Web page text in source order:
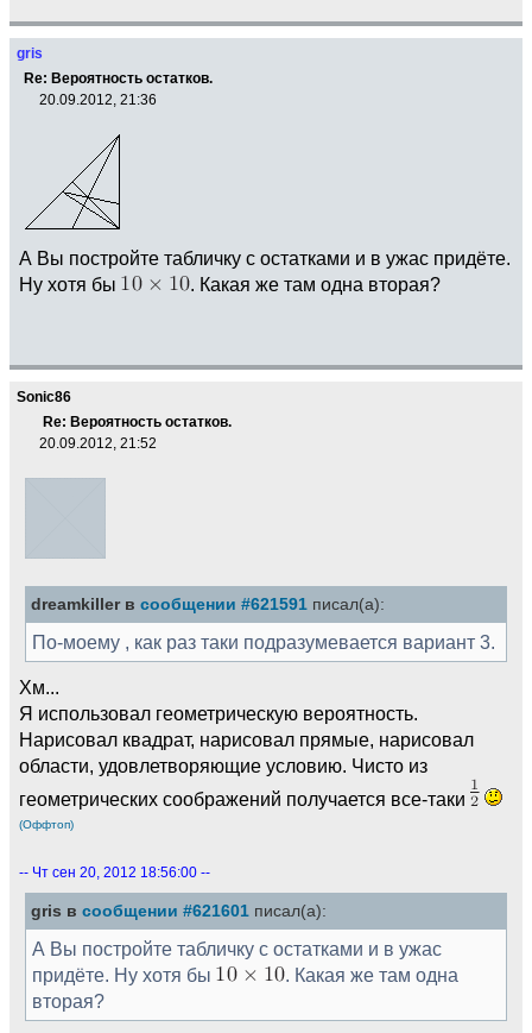
gris
Re: Вероятность остатков.
20.09.2012, 21:36
А Вы постройте табличку с остатками и в ужас придёте.
Ну хотя бы
. Какая же там одна вторая?
Sonic86
Re: Вероятность остатков.
20.09.2012, 21:52
dreamkiller в сообщении #621591 писал(а):
По-моему , как раз таки подразумевается вариант 3.
Хм...
Я использовал геометрическую вероятность.
Нарисовал квадрат, нарисовал прямые, нарисовал
области, удовлетворяющие условию. Чисто из
геометрических соображений получается все-таки
(Оффтоп)
-- Чт сен 20, 2012 18:56:00 --
gris в сообщении #621601 писал(а):
А Вы постройте табличку с остатками и в ужас
придёте. Ну хотя бы
. Какая же там одна
вторая?